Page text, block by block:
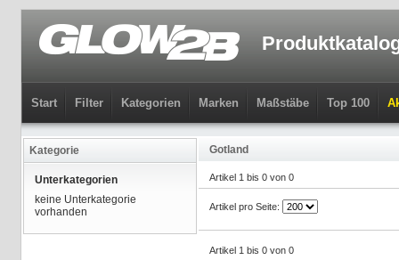
Start Filter Kategorien Marken Maßstäbe Top 100
Kategorie
Unterkategorien
keine Unterkategorie
vorhanden
Gotland
Artikel 1 bis 0 von 0
Artikel pro Seite:
Artikel 1 bis 0 von 0